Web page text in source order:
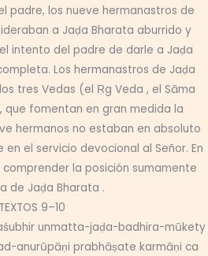
padre, los nueve hermanastros de
a Jaḍa Bharata aburrido y
intento del padre de darle a Jaḍa
Los hermanastros de Jaḍa
tres Vedas (el Ṛg Veda , el Sāma
que fomentan en gran medida la
hermanos no estaban en absoluto
el servicio devocional al Señor. En
la posición sumamente
de Jaḍa Bharata .
TEXTOS 9–10
unmatta-jaḍa-badhira-mūkety
anurūpāṇi prabhāṣate karmāṇi ca